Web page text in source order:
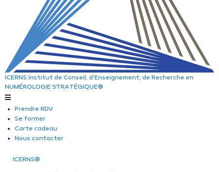
ICERNS Institut de Conseil, d’Enseignement, de Recherche en
NUMÉROLOGIE STRATÉGIQUE®
Prendre RDV
Se former
Carte cadeau
Nous contacter
ICERNS®